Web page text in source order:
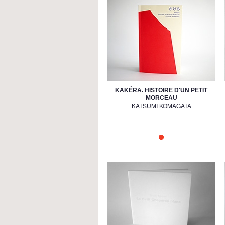
KAKÉRA. HISTOIRE D'UN PETIT
MORCEAU
KATSUMI KOMAGATA